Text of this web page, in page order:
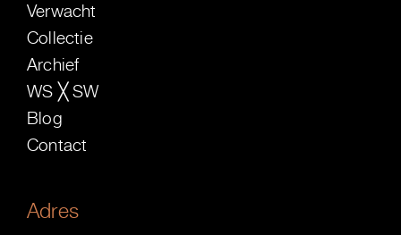
Verwacht
Collectie
Archief
WS ╳ SW
Blog
Contact
Adres